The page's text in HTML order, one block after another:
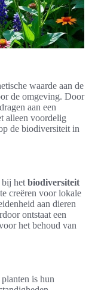
waarde aan de
de omgeving. Door
aan een
alleen voordelig
de biodiversiteit in
bij het biodiversiteit
creëren voor lokale
aan dieren
ontstaat een
het behoud van
is hun